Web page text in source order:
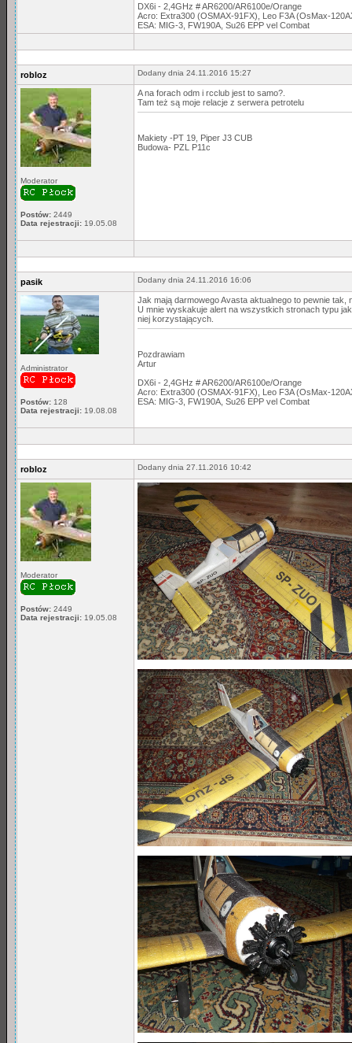
DX6i - 2,4GHz # AR6200/AR6100e/Orange
Acro: Extra300 (OSMAX-91FX), Leo F3A (OsMax-
ESA: MIG-3, FW190A, Su26 EPP vel Combat
robloz Dodany dnia 24.11.2016 15:27
Moderator
Postów: 2449
Data rejestracji: 19.05.08
A na forach odm i rcclub jest to samo?.
Tam też są moje relacje z serwera petrotelu
Makiety -PT 19, Piper J3 CUB
Budowa- PZL P11c
pasik Dodany dnia 24.11.2016 16:06
Administrator
Postów: 128
Data rejestracji: 19.08.08
Jak mają darmowego Avasta aktualnego to pewnie tak,
U mnie wyskakuje alert na wszystkich stronach typu
niej korzystających.
Pozdrawiam
Artur
DX6i - 2,4GHz # AR6200/AR6100e/Orange
Acro: Extra300 (OSMAX-91FX), Leo F3A (OsMax-
ESA: MIG-3, FW190A, Su26 EPP vel Combat
robloz Dodany dnia 27.11.2016 10:42
Moderator
Postów: 2449
Data rejestracji: 19.05.08